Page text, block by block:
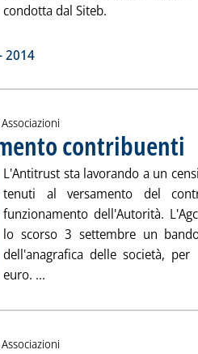
condotta dal Siteb.
notizia
2014
contribuenti
L'Antitrust sta lavorando a un
tenuti al versamento del
funzionamento dell'Autorità.
lo scorso 3 settembre un
dell'anagrafica delle società,
euro. ...